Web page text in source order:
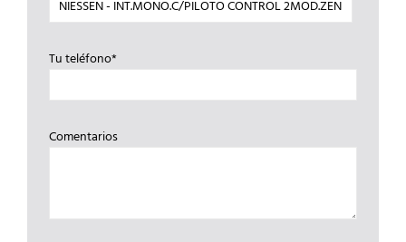
Tu teléfono*
Comentarios